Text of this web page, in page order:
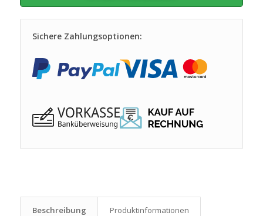
Sichere Zahlungsoptionen:
Beschreibung Produkt­informationen